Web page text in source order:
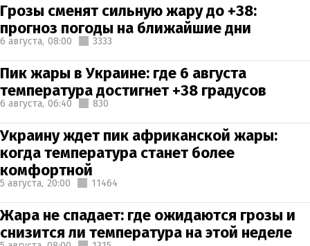
Грозы сменят сильную жару до +38:
прогноз погоды на ближайшие дни
6 августа, 08:00 3333
Пик жары в Украине: где 6 августа
температура достигнет +38 градусов
6 августа, 06:40 830
Украину ждет пик африканской жары:
когда температура станет более
комфортной
5 августа, 20:00 11464
Жара не спадает: где ожидаются грозы и
снизится ли температура на этой неделе